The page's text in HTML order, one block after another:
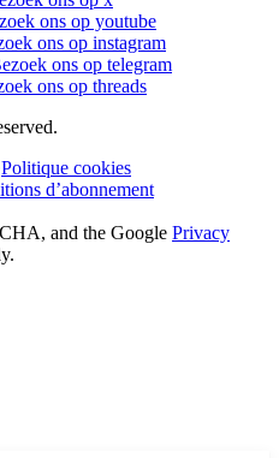
ons op youtube
ons op instagram
ons op telegram
ons op threads
Politique cookies
d’abonnement
and the Google Privacy